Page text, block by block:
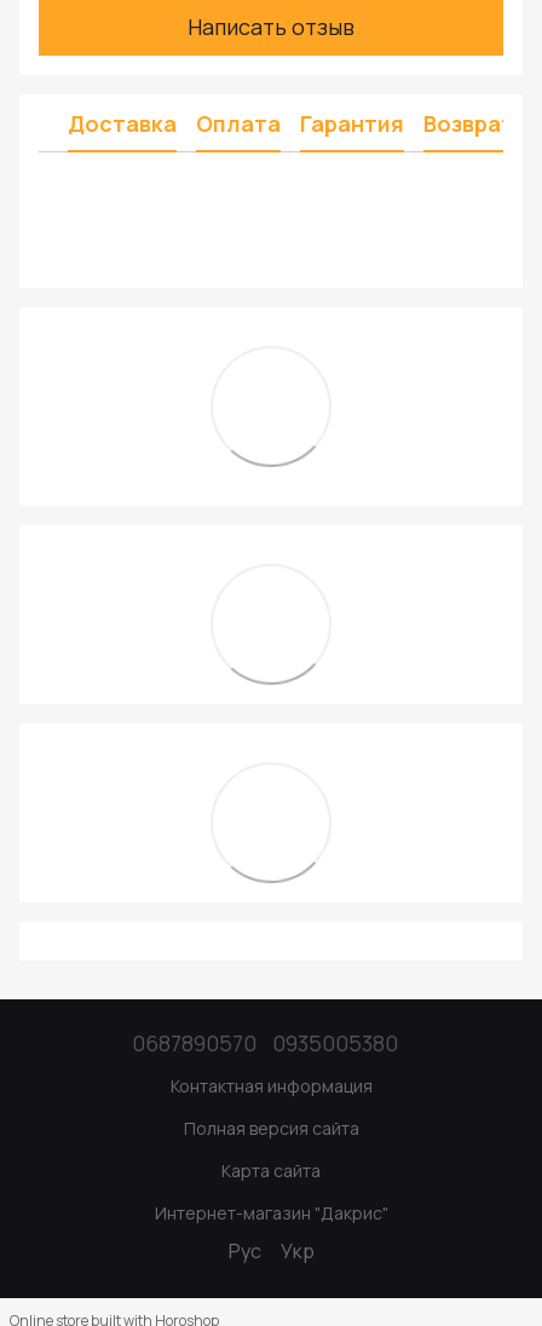
Написать отзыв
Доставка Оплата Гарантия Возврат
0687890570 0935005380
Контактная информация
Полная версия сайта
Карта сайта
Интернет-магазин "Дакрис"
Рус Укр
Online store built with Horoshop